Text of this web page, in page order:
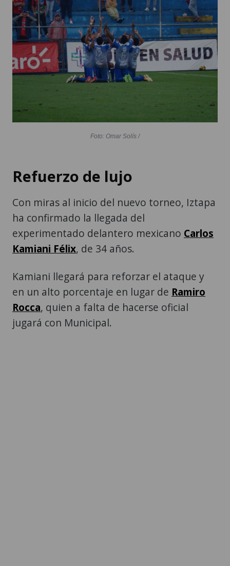
Foto: Omar Solís /
Refuerzo de lujo
Con miras al inicio del nuevo torneo, Iztapa
ha confirmado la llegada del
experimentado delantero mexicano Carlos
Kamiani Félix, de 34 años.
Kamiani llegará para reforzar el ataque y
en un alto porcentaje en lugar de Ramiro
Rocca, quien a falta de hacerse oficial
jugará con Municipal.